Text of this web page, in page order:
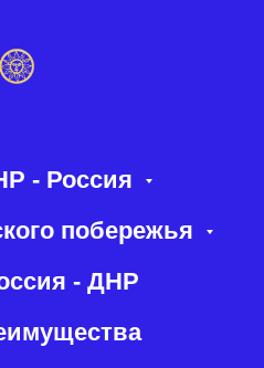
- Россия
побережья
- ДНР